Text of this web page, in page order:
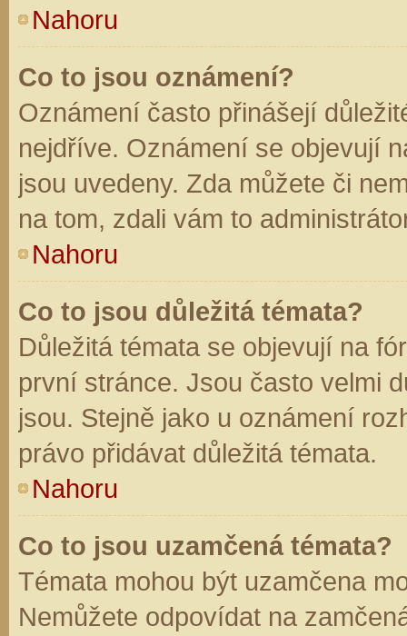
Nahoru
Co to jsou oznámení?
Oznámení často přinášejí
nejdříve. Oznámení se objevují
jsou uvedeny. Zda můžete či
na tom, zdali vám to
Nahoru
Co to jsou důležitá témata?
Důležitá témata se objevují na
první stránce. Jsou často velmi
jsou. Stejně jako u oznámení
právo přidávat důležitá témata.
Nahoru
Co to jsou uzamčená témata?
Témata mohou být uzamčena
Nemůžete odpovídat na